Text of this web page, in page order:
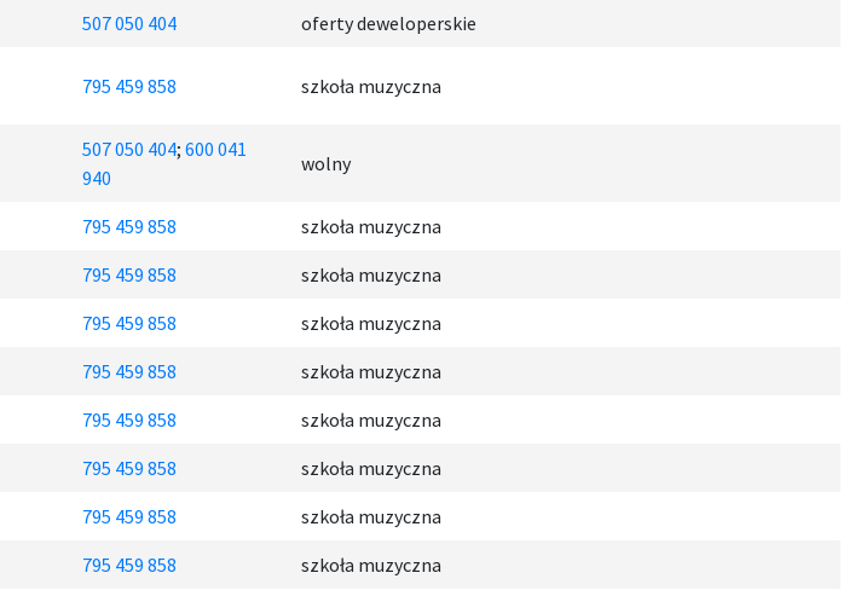
507 050 404 oferty deweloperskie
795 459 858 szkoła muzyczna
507 050 404; 600 041
940
wolny
795 459 858
szkoła muzyczna
795 459 858
szkoła muzyczna
795 459 858
szkoła muzyczna
795 459 858
szkoła muzyczna
795 459 858
szkoła muzyczna
795 459 858
szkoła muzyczna
795 459 858
szkoła muzyczna
795 459 858 szkoła muzyczna